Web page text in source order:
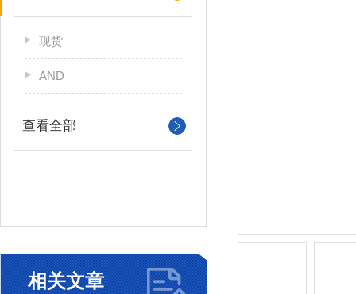
现货
AND
查看全部
相关文章